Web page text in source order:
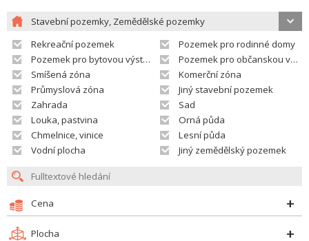
Stavební pozemky, Zemědělské pozemky
Rekreační pozemek
Pozemek pro rodinné domy
Pozemek pro bytovou výstavbu
Pozemek pro občanskou vybavenost
Smíšená zóna
Komerční zóna
Průmyslová zóna
Jiný stavební pozemek
Zahrada
Sad
Louka, pastvina
Orná půda
Chmelnice, vinice
Lesní půda
Vodní plocha
Jiný zemědělský pozemek
Cena
Plocha